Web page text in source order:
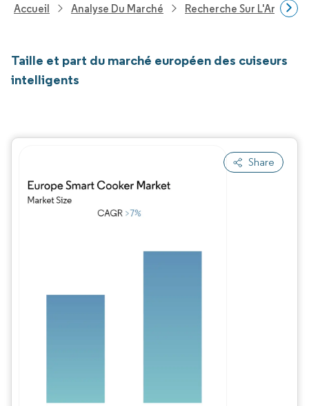
Accueil Analyse Du Marché Recherche Sur
Taille et part du marché européen des cuiseurs
intelligents
Share